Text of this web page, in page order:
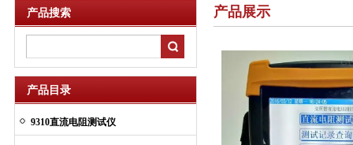
产品搜索
产品目录
9310直流电阻测试仪
产品展示